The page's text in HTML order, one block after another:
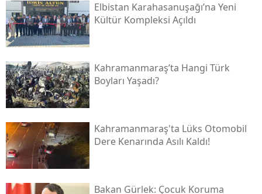
Elbistan Karahasanuşağı’na Yeni
Kültür Kompleksi Açıldı
Kahramanmaraş’ta Hangi Türk
Boyları Yaşadı?
Kahramanmaraş'ta Lüks Otomobil
Dere Kenarında Asılı Kaldı!
Bakan Gürlek: Çocuk Koruma